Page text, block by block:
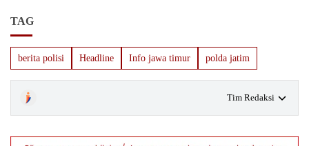
TAG
berita polisi Headline Info jawa timur polda jatim
Tim Redaksi